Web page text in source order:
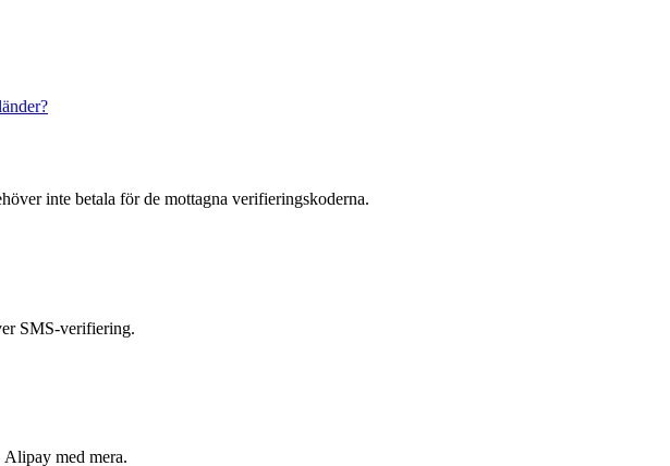
inte betala för de mottagna verifieringskoderna.
SMS-verifiering.
med mera.